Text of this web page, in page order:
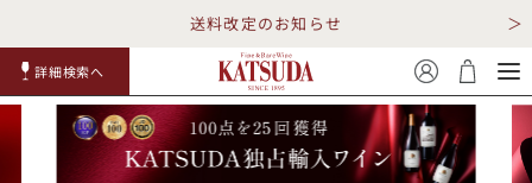
送料改定のお知らせ
詳細検索へ
白ワイ
ン ング ン
RP100
点